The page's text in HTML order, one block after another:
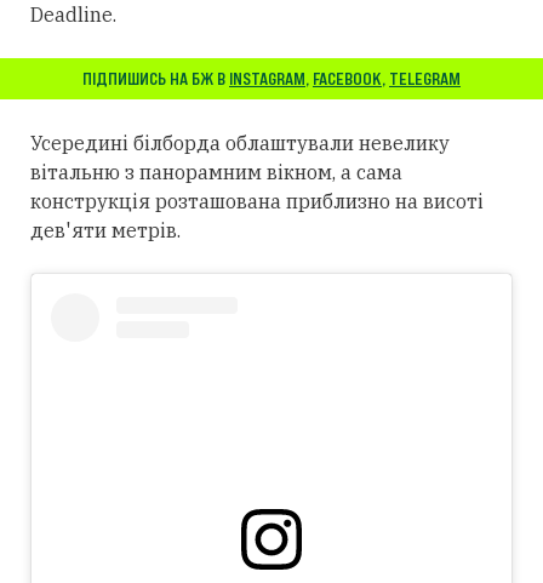
Deadline.
ПІДПИШИСЬ НА БЖ В INSTAGRAM, FACEBOOK, TELEGRAM
Усередині білборда облаштували невелику
вітальню з панорамним вікном, а сама
конструкція розташована приблизно на висоті
дев'яти метрів.